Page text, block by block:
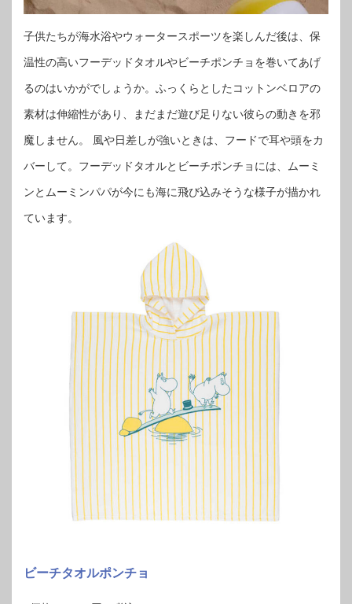
子供たちが海水浴やウォータースポーツを楽しんだ後は、保
温性の高いフーデッドタオルやビーチポンチョを巻いてあげ
るのはいかがでしょうか。ふっくらとしたコットンベロアの
素材は伸縮性があり、まだまだ遊び足りない彼らの動きを邪
魔しません。 風や日差しが強いときは、フードで耳や頭をカ
バーして。フーデッドタオルとビーチポンチョには、ムーミ
ンとムーミンパパが今にも海に飛び込みそうな様子が描かれ
ています。
ビーチタオルポンチョ